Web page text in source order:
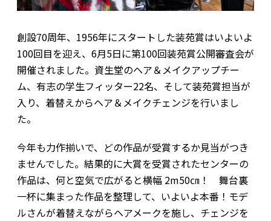
創設70周年、1956年にスタートした装苑賞はいよいよ
100回目を迎え、6月5日に第100回装苑賞公開審査会が
開催されました。資生堂のヘア＆メイクアップチー
ム、有志の学生フィッター22名、そして装苑賞担当が
入り、着替えからヘア＆メイクチェンジを行いまし
た。
今年も力作揃いで、どの作品が受賞するか見当がつき
ませんでした。結果的に大賞を受賞されたセンターの
作品は、何と空気で広がると横幅 2m50㎝！ 舞台裏
一杯に集まった作品を整理して、いよいよ本番！モデ
ルさんが着替えながらヘアメークを施し、チェンジを